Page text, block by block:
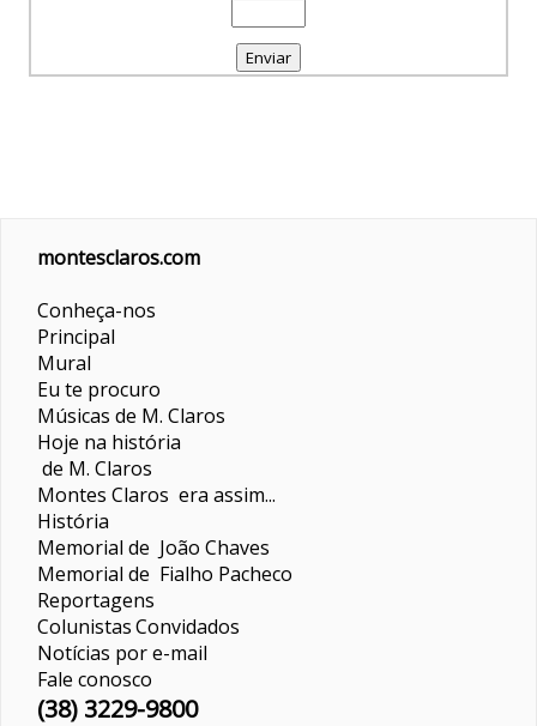
montesclaros.com
Conheça-nos
Principal
Mural
Eu te procuro
Músicas de M. Claros
Hoje na história
de M. Claros
Montes Claros era assim...
História
Memorial de João Chaves
Memorial de Fialho Pacheco
Reportagens
ColunistasConvidados
Notícias por e-mail
Fale conosco
(38) 3229-9800